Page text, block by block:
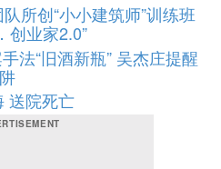
所创“小小建筑师”训练班
创业家2.0”
法“旧酒新瓶” 吴杰庄提醒
送院死亡